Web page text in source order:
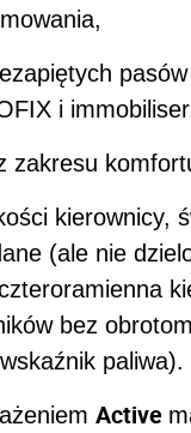
i
zakresu
kierownicy,
(ale nie
bez
paliwa).
Active